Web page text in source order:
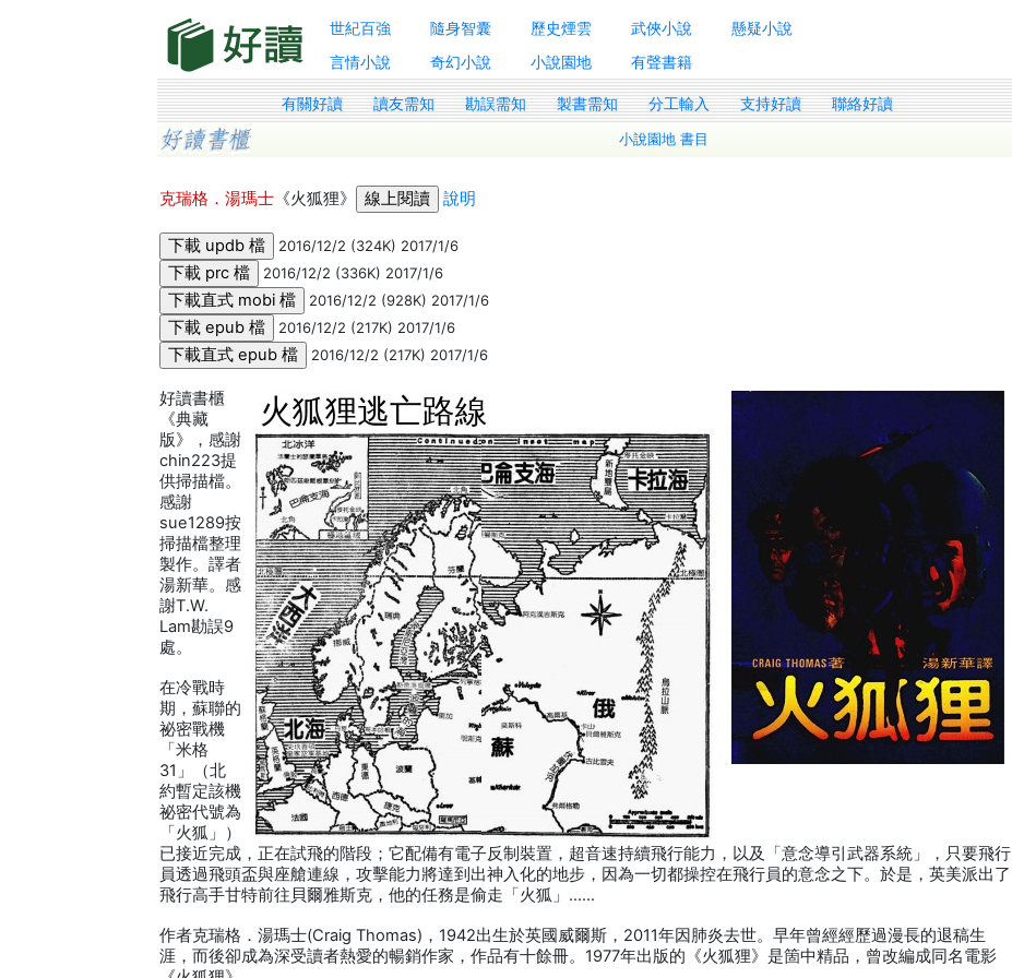
世紀百強 隨身智囊 歷史煙雲 武俠小說
懸疑小說
言情小說
奇幻小說 小說園地 有聲書籍
有關好讀 讀友需知 勘誤需知 製書需知 分工輸入 支持好讀 聯絡好讀
小說園地 書目
克瑞格．湯瑪士 《火狐狸》 說明
2016/12/2 (324K) 2017/1/6
2016/12/2 (336K) 2017/1/6
2016/12/2 (928K) 2017/1/6
2016/12/2 (217K) 2017/1/6
2016/12/2 (217K) 2017/1/6
好讀書櫃
《典藏
版》，感謝
chin223提
供掃描檔。
感謝
sue1289按
掃描檔整理
製作。譯者
湯新華。感
謝T.W.
Lam勘誤9
處。
在冷戰時
期，蘇聯的
祕密戰機
「米格
31」（北
約暫定該機
祕密代號為
「火狐」）
已接近完成，正在試飛的階段；它配備有電子反制裝置，超音速持續飛行能力，以及「意念導引武器系統」，只要飛行
員透過飛頭盃與座艙連線，攻擊能力將達到出神入化的地步，因為一切都操控在飛行員的意念之下。於是，英美派出了
飛行高手甘特前往貝爾雅斯克，他的任務是偷走「火狐」……
作者克瑞格．湯瑪士(Craig Thomas)，1942出生於英國威爾斯，2011年因肺炎去世。早年曾經經歷過漫長的退稿生
涯，而後卻成為深受讀者熱愛的暢銷作家，作品有十餘冊。1977年出版的《火狐狸》是箇中精品，曾改編成同名電影